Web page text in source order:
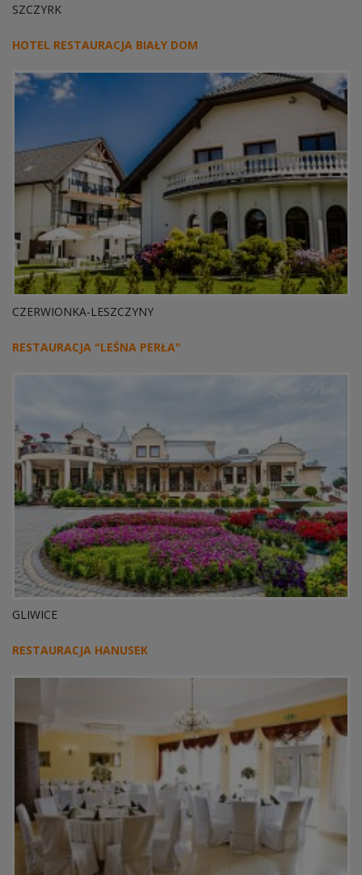
SZCZYRK
HOTEL RESTAURACJA BIAŁY DOM
CZERWIONKA-LESZCZYNY
RESTAURACJA "LEŚNA PERŁA"
GLIWICE
RESTAURACJA HANUSEK